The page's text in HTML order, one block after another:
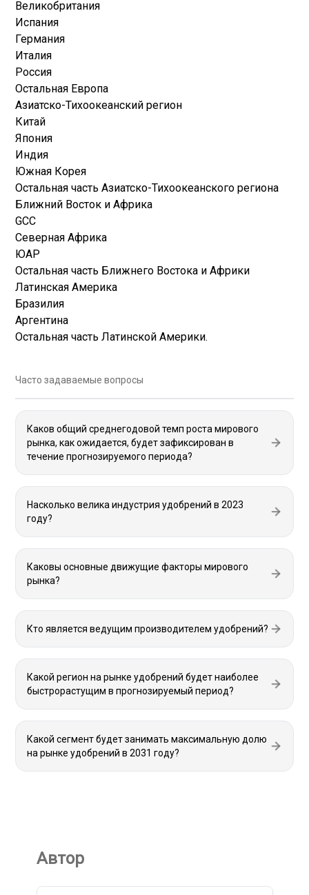
Великобритания
Испания
Германия
Италия
Россия
Остальная Европа
Азиатско-Тихоокеанский регион
Китай
Япония
Индия
Южная Корея
Остальная часть Азиатско-Тихоокеанского региона
Ближний Восток и Африка
GCC
Северная Африка
ЮАР
Остальная часть Ближнего Востока и Африки
Латинская Америка
Бразилия
Аргентина
Остальная часть Латинской Америки.
Часто задаваемые вопросы
Каков общий среднегодовой темп роста мирового
рынка, как ожидается, будет зафиксирован в
течение прогнозируемого периода?
Насколько велика индустрия удобрений в 2023
году?
Каковы основные движущие факторы мирового
рынка?
Кто является ведущим производителем удобрений?
Какой регион на рынке удобрений будет наиболее
быстрорастущим в прогнозируемый период?
Какой сегмент будет занимать максимальную долю
на рынке удобрений в 2031 году?
Автор